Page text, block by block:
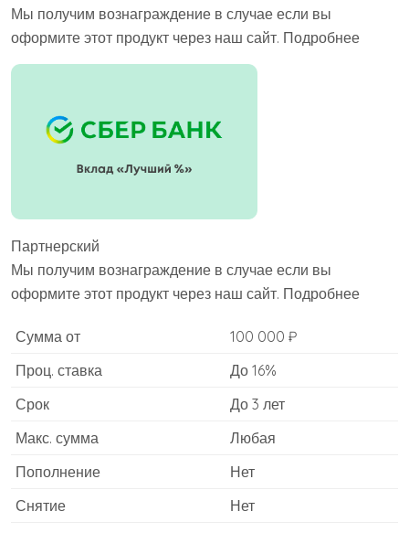
Мы получим вознаграждение в случае если вы
оформите этот продукт через наш сайт. Подробнее
Партнерский
Мы получим вознаграждение в случае если вы
оформите этот продукт через наш сайт. Подробнее
Сумма от
100 000 ₽
Проц. ставка
До 16%
Срок
До 3 лет
Макс. сумма
Любая
Пополнение
Нет
Снятие
Нет